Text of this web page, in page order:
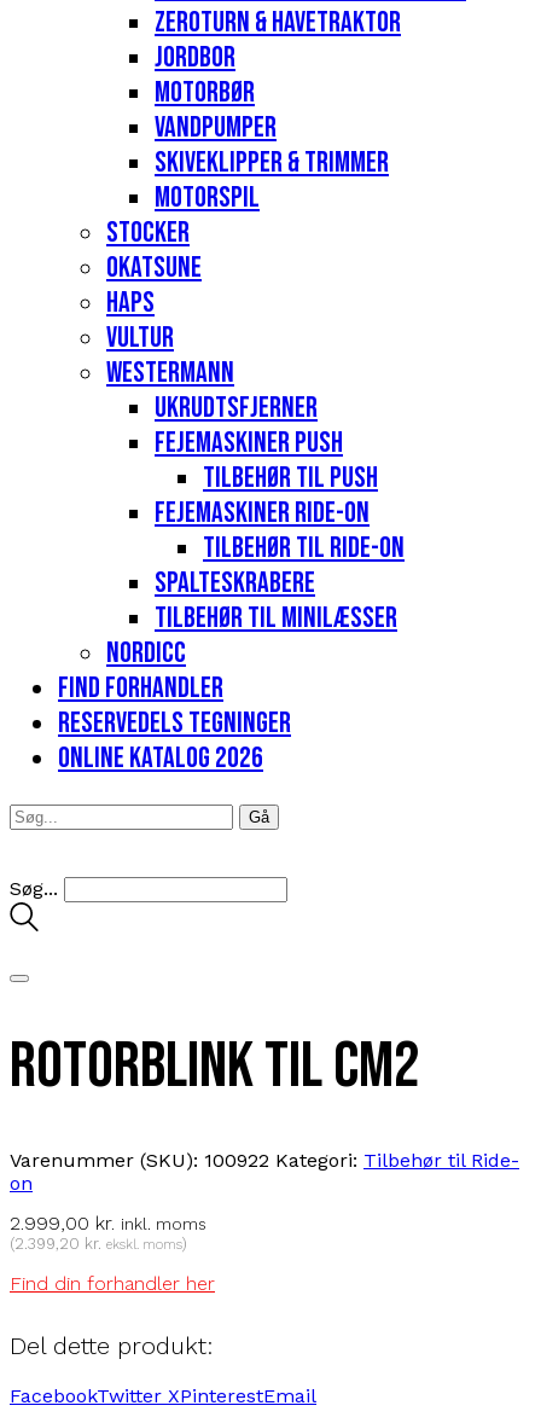
Zeroturn & havetraktor
Jordbor
Motorbør
Vandpumper
Skiveklipper & Trimmer
Motorspil
Stocker
Okatsune
Haps
Vultur
Westermann
Ukrudtsfjerner
Fejemaskiner Push
Tilbehør til push
Fejemaskiner Ride-on
Tilbehør til Ride-on
Spalteskrabere
Tilbehør til minilæsser
Nordicc
Find forhandler
Reservedels tegninger
Online katalog 2026
Søg...
Rotorblink til CM2
Varenummer (SKU): 100922 Kategori: Tilbehør til Ride-
on
2.999,00 kr. inkl. moms
(2.399,20 kr. ekskl. moms)
Find din forhandler her
Del dette produkt:
FacebookTwitter XPinterestEmail